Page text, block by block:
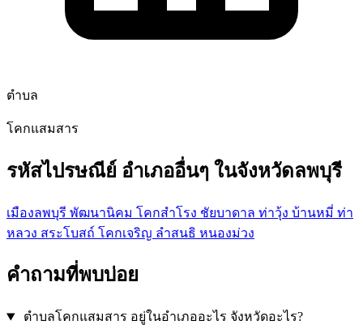
ตำบล
โคกแสมสาร
รหัสไปรษณีย์ อำเภออื่นๆ ในจังหวัดลพบุรี
เมืองลพบุรี พัฒนานิคม โคกสำโรง ชัยบาดาล ท่าวุ้ง บ้านหมี่ ท่า
หลวง สระโบสถ์ โคกเจริญ ลำสนธิ หนองม่วง
คำถามที่พบบ่อย
ตำบลโคกแสมสาร อยู่ในอำเภออะไร จังหวัดอะไร?